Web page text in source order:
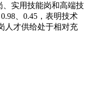
实用技能岗和高端技
、0.45，表明技术
人才供给处于相对充